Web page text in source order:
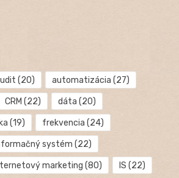
(20) automatizácia (27)
CRM (22) dáta (20)
(19) frekvencia (24)
systém (22)
marketing (80) IS (22)